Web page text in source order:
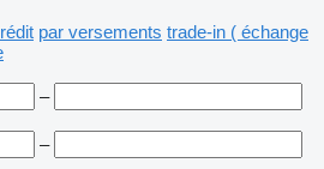
par versements trade-in ( échange
–
–